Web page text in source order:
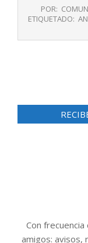
04-
POR:
ETIQUETADO:
Con
amigos: avisos,